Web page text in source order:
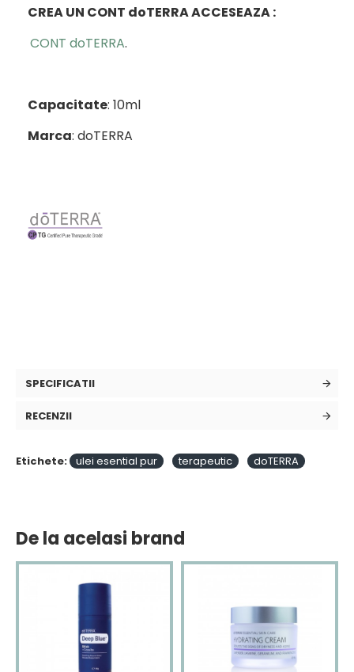
CREA UN CONT doTERRA ACCESEAZA :
CONT doTERRA.
Capacitate: 10ml
Marca: doTERRA
SPECIFICATII
RECENZII
Etichete: ulei esential pur terapeutic doTERRA
De la acelasi brand